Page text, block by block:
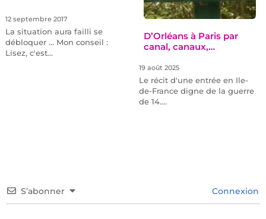
12 septembre 2017
La situation aura failli se
débloquer ... Mon conseil :
Lisez, c'est…
D’Orléans à Paris par
canal, canaux,…
19 août 2025
Le récit d'une entrée en Ile-
de-France digne de la guerre
de 14.…
S’abonner Connexion